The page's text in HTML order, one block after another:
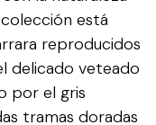
está
reproducidos
delicado veteado
por el gris
tramas doradas